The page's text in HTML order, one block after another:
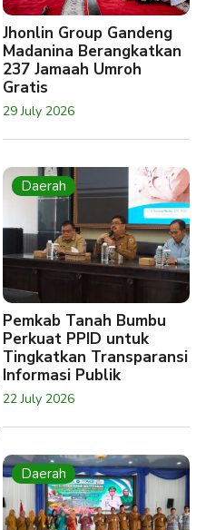
Jhonlin Group Gandeng
Madanina Berangkatkan
237 Jamaah Umroh
Gratis
29 July 2026
Daerah
Pemkab Tanah Bumbu
Perkuat PPID untuk
Tingkatkan Transparansi
Informasi Publik
22 July 2026
Daerah